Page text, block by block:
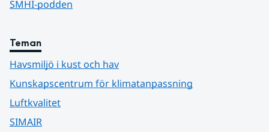
SMHI-podden
Teman
Havsmiljö i kust och hav
Kunskapscentrum för klimatanpassning
Luftkvalitet
SIMAIR